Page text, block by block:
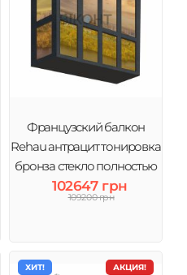
Французский балкон
Rehau антрацит тонировка
бронза стекло полностью
102647 грн
109200 грн
АКЦИЯ!
ХИТ!